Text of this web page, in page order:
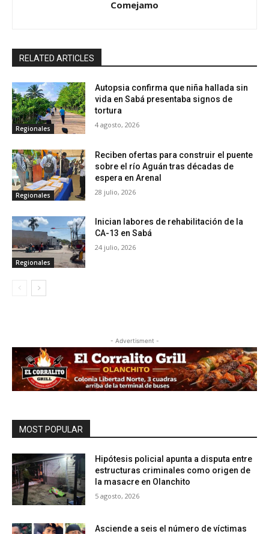
Comejamo
RELATED ARTICLES
Regionales
Autopsia confirma que niña hallada sin
vida en Sabá presentaba signos de
tortura
4 agosto, 2026
Regionales
Reciben ofertas para construir el puente
sobre el río Aguán tras décadas de
espera en Arenal
28 julio, 2026
Regionales
Inician labores de rehabilitación de la
CA-13 en Sabá
24 julio, 2026
- Advertisment -
MOST POPULAR
Hipótesis policial apunta a disputa entre
estructuras criminales como origen de
la masacre en Olanchito
5 agosto, 2026
Asciende a seis el número de víctimas